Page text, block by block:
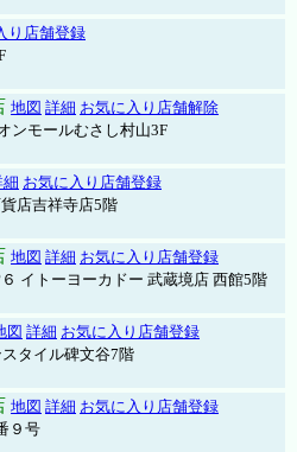
り店舗登録
地図 詳細 お気に入り店舗解除
ンモールむさし村山3F
細 お気に入り店舗登録
店吉祥寺店5階
地図 詳細 お気に入り店舗登録
イトーヨーカドー 武蔵境店 西館5階
図 詳細 お気に入り店舗登録
タイル碑文谷7階
地図 詳細 お気に入り店舗登録
９号